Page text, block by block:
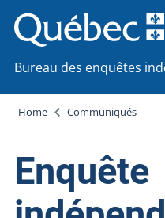
Bureau des enquêtes
Home Communiqués
Enquête